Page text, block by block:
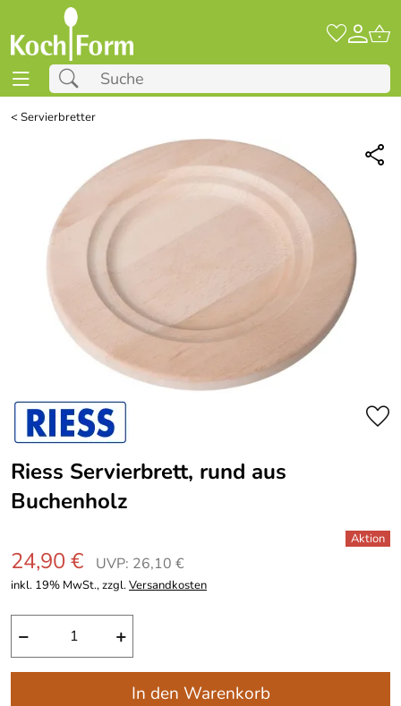
<Servierbretter
Riess Servierbrett, rund aus
Buchenholz
24,90 € UVP: 26,10 €
inkl. 19% MwSt., zzgl.Versandkosten
− +
In den Warenkorb